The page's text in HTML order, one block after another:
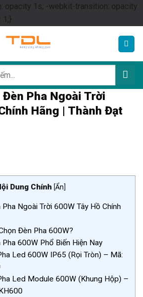
opacity 1s; -webkit-transition: opacity
1;}Skip
content
Đèn Pha Ngoài Trời
Hãng | Thành Đạt
Dung Chính [Ẩn]
Ngoài Trời 600W Tây Hồ Chính
Đèn Pha 600W?
600W Phổ Biến Hiện Nay
Led 600W IP65 (Rọi Tròn) – Mã:
Led Module 600W (Khung Hộp) –